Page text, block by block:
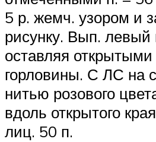
5 р. жемч. узором и
рисунку. Вып.
оставляя
горловины. С ЛС на
нитью розового
вдоль открытого
лиц. 50 п.